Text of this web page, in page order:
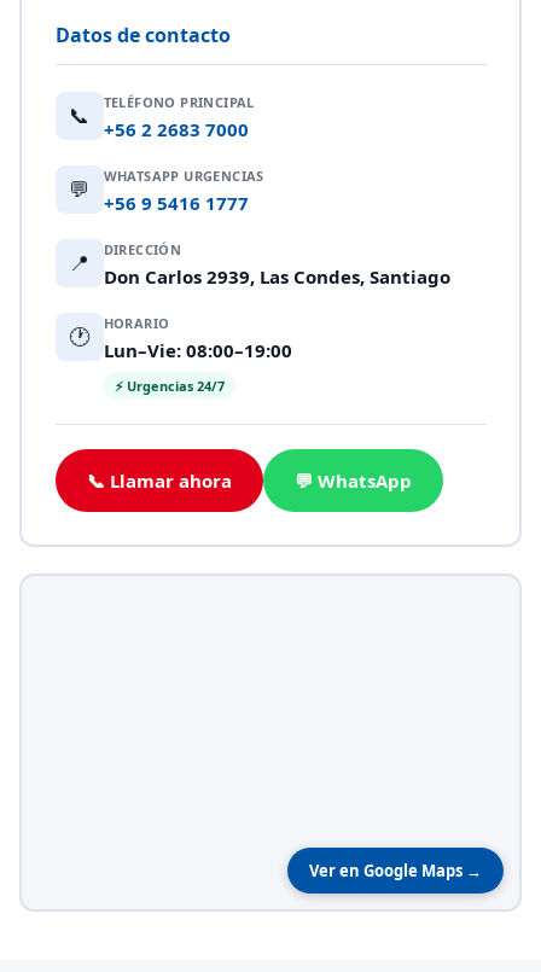
Datos de contacto
📞 TELÉFONO PRINCIPAL
+56 2 2683 7000
💬 WHATSAPP URGENCIAS
+56 9 5416 1777
📍 DIRECCIÓN
Don Carlos 2939, Las Condes, Santiago
🕐 HORARIO
Lun–Vie: 08:00–19:00
⚡ Urgencias 24/7
📞 Llamar ahora 💬 WhatsApp
Ver en Google Maps →